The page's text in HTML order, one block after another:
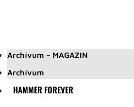
Archívum – MAGAZIN
Archívum
HAMMER FOREVER